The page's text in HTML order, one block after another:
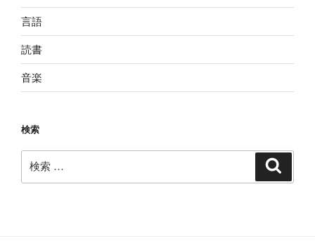
言語
読書
音楽
検索
索: